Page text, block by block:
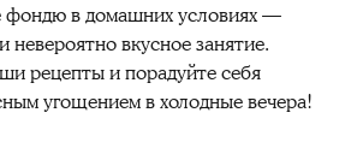
фондю в домашних условиях —
невероятно вкусное занятие.
рецепты и порадуйте себя
угощением в холодные вечера!